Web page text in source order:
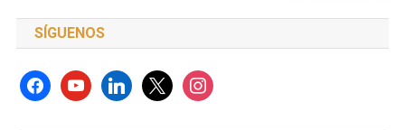
SÍGUENOS
facebookyoutubelinkedinx instagram